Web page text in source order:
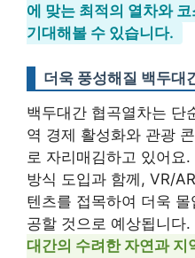
에 맞는 최적의 열차와
기대해볼 수 있습니다.
더욱 풍성해질 백두대
백두대간 협곡열차는 단
역 경제 활성화와 관광
로 자리매김하고 있어요
방식 도입과 함께, VR/
텐츠를 접목하여 더욱
공할 것으로 예상됩니다.
대간의 수려한 자연과 지